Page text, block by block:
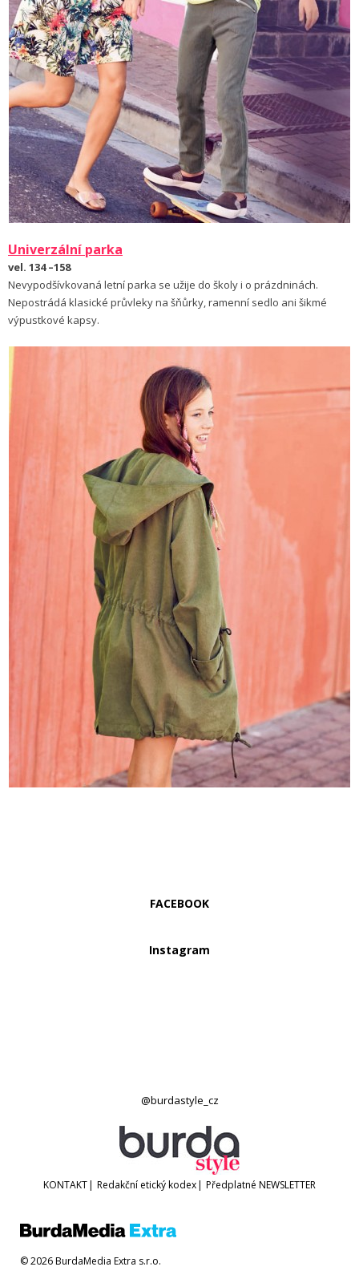
Univerzální parka
vel. 134 –158
Nevypodšívkovaná letní parka se užije do školy i o prázdninách.
Nepostrádá klasické průvleky na šňůrky, ramenní sedlo ani šikmé
výpustkové kapsy.
FACEBOOK
Instagram
@burdastyle_cz
KONTAKT| Redakční etický kodex| Předplatné NEWSLETTER
© 2026 BurdaMedia Extra s.r.o.